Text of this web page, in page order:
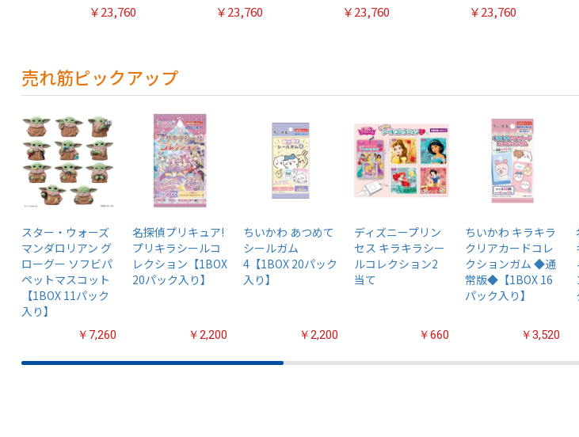
￥23,760 ￥23,760 ￥23,760 ￥23,760
売れ筋ピックアップ
スター・ウォーズ
マンダロリアン グ
ローグー ソフビパ
ペットマスコット
【1BOX 11パック
入り】
￥7,260
名探偵プリキュア!
プリキラシールコ
レクション【1BOX
20パック入り】
￥2,200
ちいかわ あつめて
シールガム
4【1BOX 20パック
入り】
￥2,200
ディズニープリン
セス キラキラシー
ルコレクション2
当て
￥660
ちいかわ キラキラ
クリアカードコレ
クションガム ◆通
常版◆【1BOX 16
パック入り】
￥3,520